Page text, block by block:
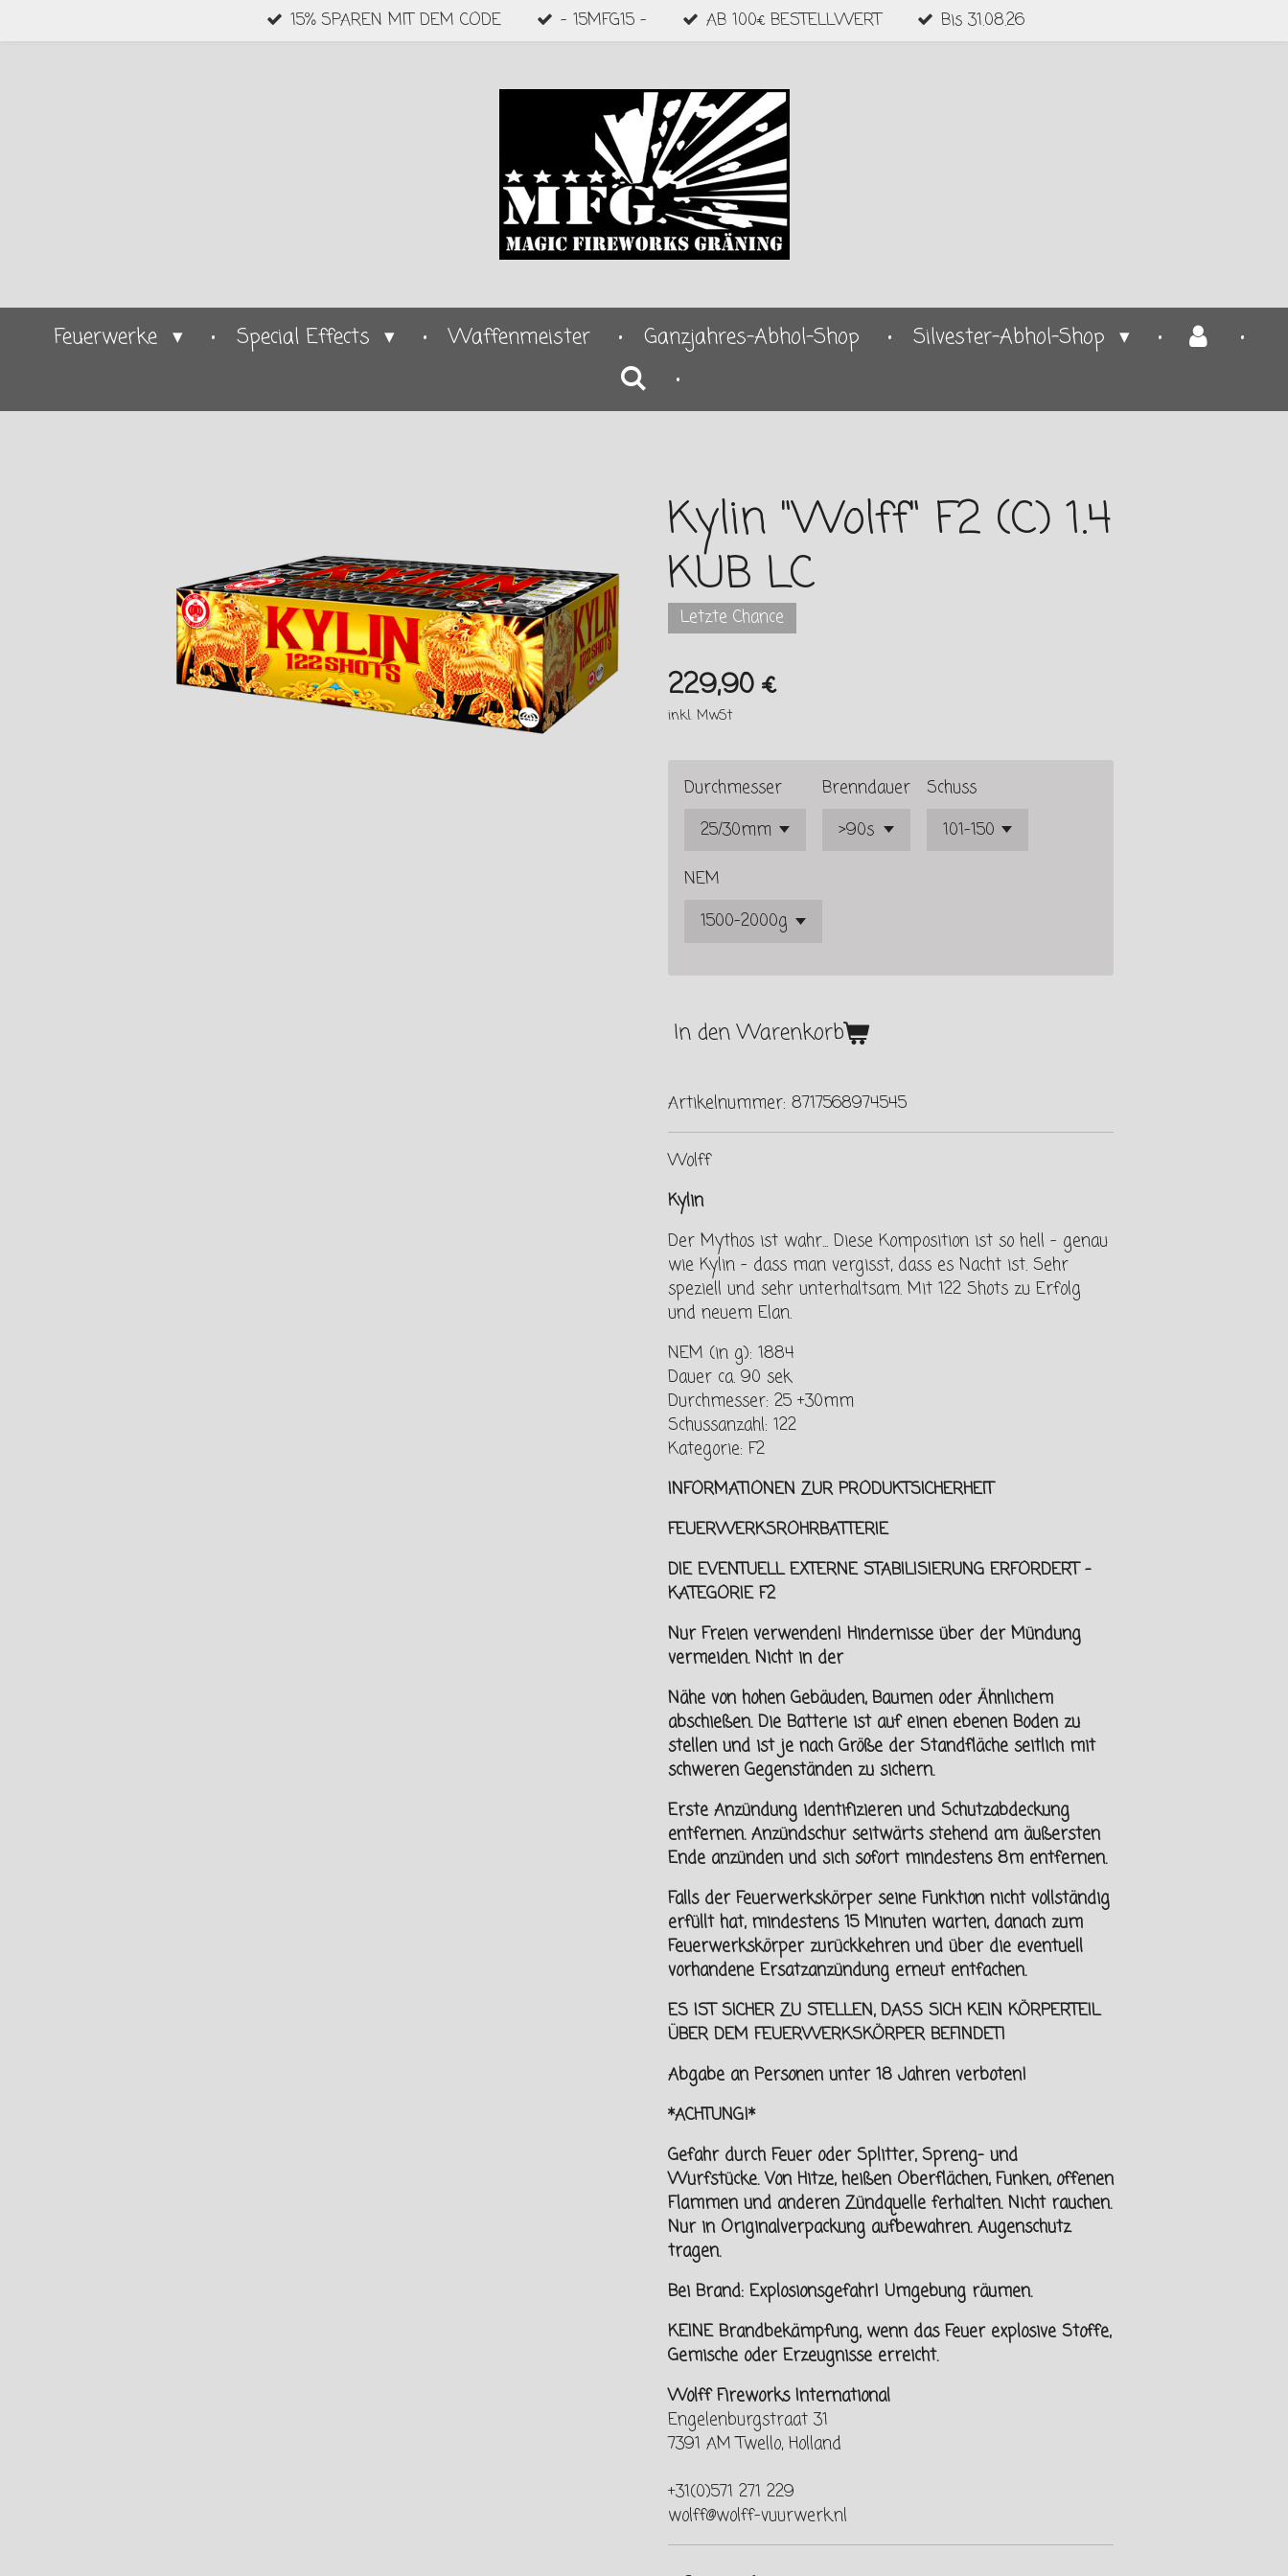
15% SPAREN MIT DEM CODE - 15MFG15 - AB 100€ BESTELLWERT Bis 31.08.26
Feuerwerke Special Effects Waffenmeister Ganzjahres-Abhol-Shop Silvester-Abhol-Shop
Kylin "Wolff" F2 (C) 1.4
KUB LC
Letzte Chance
229,90 €
inkl. MwSt
Durchmesser Brenndauer Schuss
NEM
In den Warenkorb
Artikelnummer: 8717568974545
Wolff
Kylin
Der Mythos ist wahr... Diese Komposition ist so hell - genau
wie Kylin - dass man vergisst, dass es Nacht ist. Sehr
speziell und sehr unterhaltsam. Mit 122 Shots zu Erfolg
und neuem Elan.
NEM (in g): 1884
Dauer ca. 90 sek
Durchmesser: 25 +30mm
Schussanzahl: 122
Kategorie: F2
INFORMATIONEN ZUR PRODUKTSICHERHEIT
FEUERWERKSROHRBATTERIE
DIE EVENTUELL EXTERNE STABILISIERUNG ERFORDERT -
KATEGORIE F2
Nur Freien verwenden! Hindernisse über der Mündung
vermeiden. Nicht in der
Nähe von hohen Gebäuden, Baumen oder Ähnlichem
abschießen. Die Batterie ist auf einen ebenen Boden zu
stellen und ist je nach Größe der Standfläche seitlich mit
schweren Gegenständen zu sichern.
Erste Anzündung identifizieren und Schutzabdeckung
entfernen. Anzündschur seitwärts stehend am äußersten
Ende anzünden und sich sofort mindestens 8m entfernen.
Falls der Feuerwerkskörper seine Funktion nicht vollständig
erfüllt hat, mindestens 15 Minuten warten, danach zum
Feuerwerkskörper zurückkehren und über die eventuell
vorhandene Ersatzanzündung erneut entfachen.
ES IST SICHER ZU STELLEN, DASS SICH KEIN KÖRPERTEIL
ÜBER DEM FEUERWERKSKÖRPER BEFINDET!
Abgabe an Personen unter 18 Jahren verboten!
*ACHTUNG!*
Gefahr durch Feuer oder Splitter, Spreng- und
Wurfstücke. Von Hitze, heißen Oberflächen, Funken, offenen
Flammen und anderen Zündquelle ferhalten. Nicht rauchen.
Nur in Originalverpackung aufbewahren. Augenschutz
tragen.
Bei Brand: Explosionsgefahr! Umgebung räumen.
KEINE Brandbekämpfung, wenn das Feuer explosive Stoffe,
Gemische oder Erzeugnisse erreicht.
Wolff Fireworks International
Engelenburgstraat 31
7391 AM Twello, Holland
+31(0)571 271 229
wolff@wolff-vuurwerk.nl